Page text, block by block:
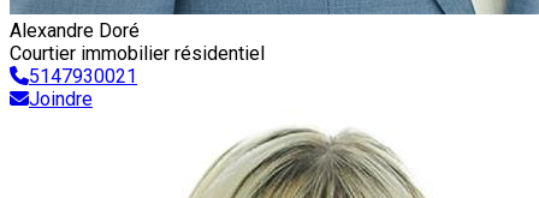
Alexandre Doré
Courtier immobilier résidentiel
5147930021
Joindre